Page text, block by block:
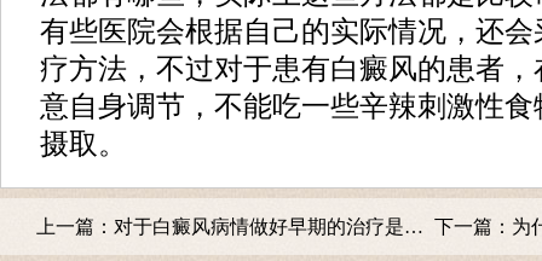
有些医院会根据自己的实际情况，还
疗方法，不过对于患有白癜风的患者
意自身调节，不能吃一些辛辣刺激性
摄取。
上一篇： 对于白癜风病情做好早期的治疗是很关键 下一篇： 为